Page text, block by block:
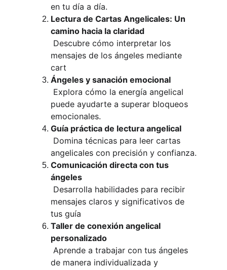
en tu día a día.
Lectura de Cartas Angelicales: Un
camino hacia la claridad
mensajes de los ángeles mediante
cart
Ángeles y sanación emocional
puede ayudarte a superar bloqueos
emocionales.
Guía práctica de lectura angelical
angelicales con precisión y confianza.
Comunicación directa con tus
ángeles
mensajes claros y significativos de
tus guía
Taller de conexión angelical
personalizado
de manera individualizada y